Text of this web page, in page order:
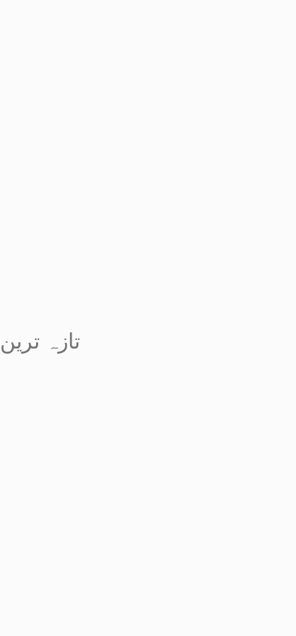
تازہ ترین